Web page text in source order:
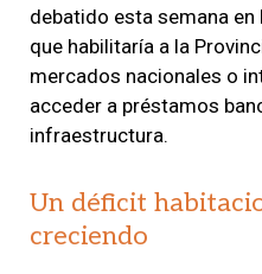
debatido esta semana
que habilitaría a la
mercados nacionales o
acceder a préstamos
infraestructura.
Un déficit
creciendo